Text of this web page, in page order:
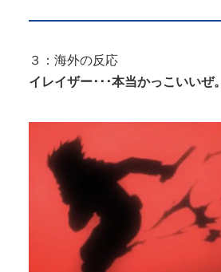
３：海外の反応
イレイザー･･･本当かっこいいぜ。